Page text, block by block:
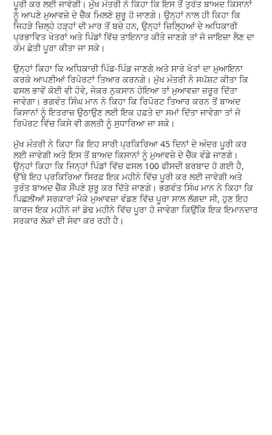
ਪੂਰੀ ਕਰ ਲਈ ਜਾਵੇਗੀ। ਮੁੱਖ ਮੰਤਰੀ ਨੇ ਕਿਹਾ ਕਿ ਇਸ ਤੋਂ ਤੁਰੰਤ ਬਾਅਦ ਕਿਸਾਨਾਂ
ਨੂੰ ਆਪਣੇ ਮੁਆਵਜ਼ੇ ਦੇ ਚੈੱਕ ਮਿਲਣੇ ਸ਼ੁਰੂ ਹੋ ਜਾਣਗੇ। ਉਨ੍ਹਾਂ ਨਾਲ ਹੀ ਕਿਹਾ ਕਿ
ਜਿਹੜੇ ਜ਼ਿਲ੍ਹੇ ਹੜ੍ਹਾਂ ਦੀ ਮਾਰ ਤੋਂ ਬਚੇ ਹਨ, ਉਨ੍ਹਾਂ ਜ਼ਿਲ੍ਹਿਆਂ ਦੇ ਅਧਿਕਾਰੀ
ਪ੍ਰਭਾਵਿਤ ਖੇਤਰਾਂ ਅਤੇ ਪਿੰਡਾਂ ਵਿੱਚ ਤਾਇਨਾਤ ਕੀਤੇ ਜਾਣਗੇ ਤਾਂ ਜੋ ਜਾਇਜ਼ਾ ਲੈਣ ਦਾ
ਕੰਮ ਛੇਤੀ ਪੂਰਾ ਕੀਤਾ ਜਾ ਸਕੇ।
ਉਨ੍ਹਾਂ ਕਿਹਾ ਕਿ ਅਧਿਕਾਰੀ ਪਿੰਡ-ਪਿੰਡ ਜਾਣਗੇ ਅਤੇ ਸਾਰੇ ਖੇਤਾਂ ਦਾ ਮੁਆਇਨਾ
ਕਰਕੇ ਆਪਣੀਆਂ ਰਿਪੋਰਟਾਂ ਤਿਆਰ ਕਰਨਗੇ। ਮੁੱਖ ਮੰਤਰੀ ਨੇ ਸਪੱਸ਼ਟ ਕੀਤਾ ਕਿ
ਫਸਲ ਭਾਵੇਂ ਕੋਈ ਵੀ ਹੋਵੇ, ਜੇਕਰ ਨੁਕਸਾਨ ਹੋਇਆ ਤਾਂ ਮੁਆਵਜ਼ਾ ਜ਼ਰੂਰ ਦਿੱਤਾ
ਜਾਵੇਗਾ। ਭਗਵੰਤ ਸਿੰਘ ਮਾਨ ਨੇ ਕਿਹਾ ਕਿ ਰਿਪੋਰਟ ਤਿਆਰ ਕਰਨ ਤੋਂ ਬਾਅਦ
ਕਿਸਾਨਾਂ ਨੂੰ ਇਤਰਾਜ਼ ਉਠਾਉਣ ਲਈ ਇਕ ਹਫ਼ਤੇ ਦਾ ਸਮਾਂ ਦਿੱਤਾ ਜਾਵੇਗਾ ਤਾਂ ਜੋ
ਰਿਪੋਰਟ ਵਿੱਚ ਕਿਸੇ ਵੀ ਗਲਤੀ ਨੂੰ ਸੁਧਾਰਿਆ ਜਾ ਸਕੇ।
ਮੁੱਖ ਮੰਤਰੀ ਨੇ ਕਿਹਾ ਕਿ ਇਹ ਸਾਰੀ ਪ੍ਰਕਿਰਿਆ 45 ਦਿਨਾਂ ਦੇ ਅੰਦਰ ਪੂਰੀ ਕਰ
ਲਈ ਜਾਵੇਗੀ ਅਤੇ ਇਸ ਤੋਂ ਬਾਅਦ ਕਿਸਾਨਾਂ ਨੂੰ ਮੁਆਵਜ਼ੇ ਦੇ ਚੈੱਕ ਵੰਡੇ ਜਾਣਗੇ।
ਉਨ੍ਹਾਂ ਕਿਹਾ ਕਿ ਜਿਨ੍ਹਾਂ ਪਿੰਡਾਂ ਵਿੱਚ ਫਸਲ 100 ਫੀਸਦੀ ਬਰਬਾਦ ਹੋ ਗਈ ਹੈ,
ਉੱਥੇ ਇਹ ਪ੍ਰਕਿਰਿਆ ਸਿਰਫ਼ ਇਕ ਮਹੀਨੇ ਵਿੱਚ ਪੂਰੀ ਕਰ ਲਈ ਜਾਵੇਗੀ ਅਤੇ
ਤੁਰੰਤ ਬਾਅਦ ਚੈੱਕ ਸੌਂਪਣੇ ਸ਼ੁਰੂ ਕਰ ਦਿੱਤੇ ਜਾਣਗੇ। ਭਗਵੰਤ ਸਿੰਘ ਮਾਨ ਨੇ ਕਿਹਾ ਕਿ
ਪਿਛਲੀਆਂ ਸਰਕਾਰਾਂ ਮੌਕੇ ਮੁਆਵਜ਼ਾ ਵੰਡਣ ਵਿੱਚ ਪੂਰਾ ਸਾਲ ਲੱਗਦਾ ਸੀ, ਹੁਣ ਇਹ
ਕਾਰਜ ਇਕ ਮਹੀਨੇ ਜਾਂ ਡੇਢ ਮਹੀਨੇ ਵਿੱਚ ਪੂਰਾ ਹੋ ਜਾਵੇਗਾ ਕਿਉਂਕਿ ਇਕ ਇਮਾਨਦਾਰ
ਸਰਕਾਰ ਲੋਕਾਂ ਦੀ ਸੇਵਾ ਕਰ ਰਹੀ ਹੈ।